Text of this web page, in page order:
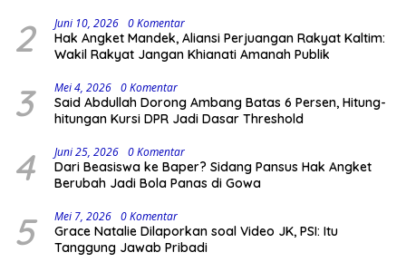
2 Juni 10, 2026 0 Komentar
Hak Angket Mandek, Aliansi Perjuangan Rakyat Kaltim:
Wakil Rakyat Jangan Khianati Amanah Publik
3 Mei 4, 2026 0 Komentar
Said Abdullah Dorong Ambang Batas 6 Persen, Hitung-
hitungan Kursi DPR Jadi Dasar Threshold
4 Juni 25, 2026 0 Komentar
Dari Beasiswa ke Baper? Sidang Pansus Hak Angket
Berubah Jadi Bola Panas di Gowa
5 Mei 7, 2026 0 Komentar
Grace Natalie Dilaporkan soal Video JK, PSI: Itu
Tanggung Jawab Pribadi